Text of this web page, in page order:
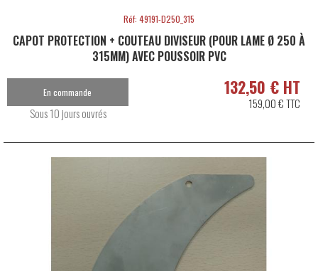
Réf: 49191-D250_315
CAPOT PROTECTION + COUTEAU DIVISEUR (POUR LAME Ø 250 À
315MM) AVEC POUSSOIR PVC
132,50 € HT
159,00 € TTC
En commande
Sous 10 jours ouvrés